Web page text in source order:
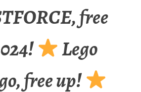
free
Lego
free up!